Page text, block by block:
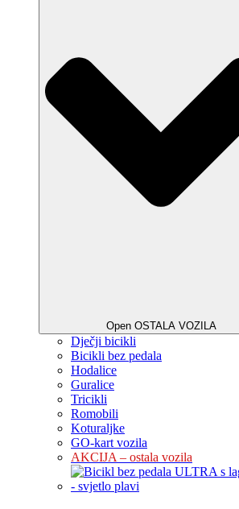
Open OSTALA VOZILA
Dječji bicikli
Bicikli bez pedala
Hodalice
Guralice
Tricikli
Romobili
Koturaljke
GO-kart vozila
AKCIJA – ostala vozila